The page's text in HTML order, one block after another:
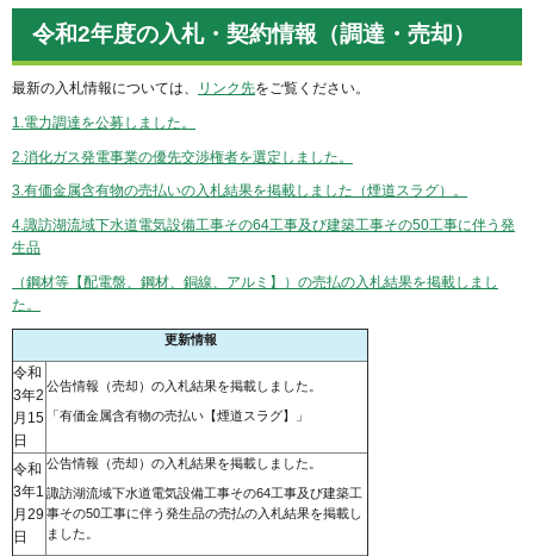
令和2年度の入札・契約情報（調達・売却）
最新の入札情報については、 リンク先をご覧ください。
1.電力調達を公募しました。
2.消化ガス発電事業の優先交渉権者を選定しました。
3.有価金属含有物の売払いの入札結果を掲載しました（煙道スラグ）。
4.諏訪湖流域下水道電気設備工事その64工事及び建築工事その50工事に伴う発
生品
（鋼材等【配電盤、鋼材、銅線、アルミ】）の売払の入札結果を掲載しまし
た。
更新情報
令和
3年2
月15
日
公告情報（売却）の入札結果を掲載しました。
「有価金属含有物の売払い【煙道スラグ】」
令和
3年1
月29
日
公告情報（売却）の入札結果を掲載しました。
諏訪湖流域下水道電気設備工事その64工事及び建築工
事その50工事に伴う発生品の売払の入札結果を掲載し
ました。